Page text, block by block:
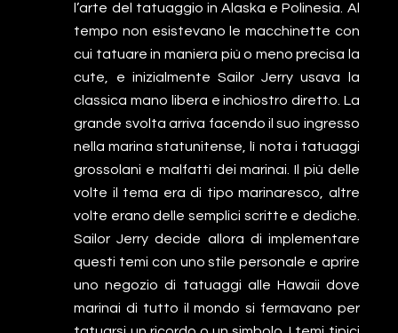
l’arte del tatuaggio in Alaska e Polinesia. Al
tempo non esistevano le macchinette con
cui tatuare in maniera più o meno precisa la
cute, e inizialmente Sailor Jerry usava la
classica mano libera e inchiostro diretto. La
grande svolta arriva facendo il suo ingresso
nella marina statunitense, lì nota i tatuaggi
grossolani e malfatti dei marinai. Il più delle
volte il tema era di tipo marinaresco, altre
volte erano delle semplici scritte e dediche.
Sailor Jerry decide allora di implementare
questi temi con uno stile personale e aprire
uno negozio di tatuaggi alle Hawaii dove
marinai di tutto il mondo si fermavano per